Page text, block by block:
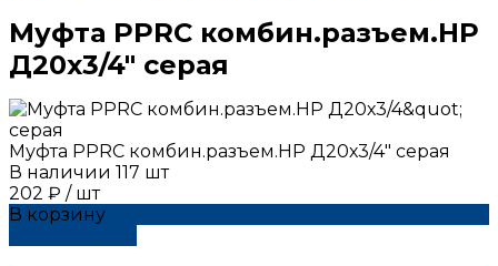
Муфта РРRC комбин.разъем.НР
Д20х3/4" серая
Муфта РРRC комбин.разъем.НР Д20х3/4" серая
В наличии 117 шт
202 ₽ / шт
В корзину